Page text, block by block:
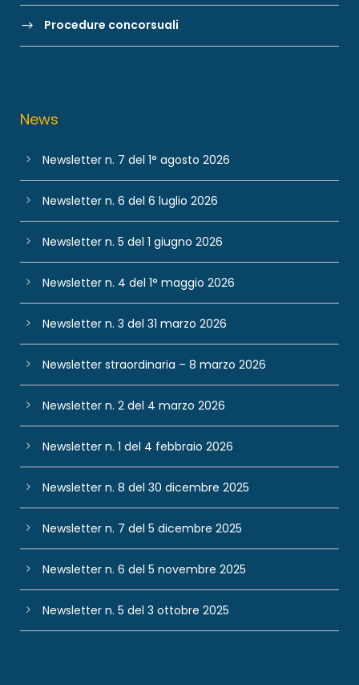
Procedure concorsuali
News
Newsletter n. 7 del 1° agosto 2026
Newsletter n. 6 del 6 luglio 2026
Newsletter n. 5 del 1 giugno 2026
Newsletter n. 4 del 1° maggio 2026
Newsletter n. 3 del 31 marzo 2026
Newsletter straordinaria – 8 marzo 2026
Newsletter n. 2 del 4 marzo 2026
Newsletter n. 1 del 4 febbraio 2026
Newsletter n. 8 del 30 dicembre 2025
Newsletter n. 7 del 5 dicembre 2025
Newsletter n. 6 del 5 novembre 2025
Newsletter n. 5 del 3 ottobre 2025